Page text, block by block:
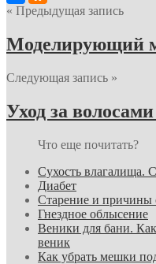
« Предыдущая запись
Моделирующий
Следующая запись »
Уход за
Что еще почитать?
Сухость влагалища.
Диабет
Старение и причины
Гнездное облысение
Веники для бани. Как
веник
Как убрать мешки